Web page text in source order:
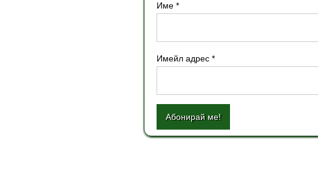
Име *
Имейл адрес *
Абонирай ме!